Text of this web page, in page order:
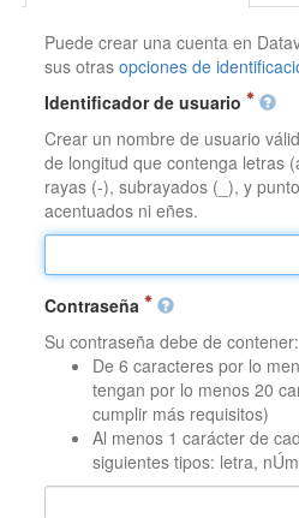
Puede crear una cuenta en
sus otrasopciones de
Identificador de usuario
Crear un nombre de usuario
de longitud que contenga letras
rayas (-), subrayados (_), y
acentuados ni eñes.
Contraseña
Su contraseña debe de contener:
De 6 caracteres por lo
tengan por lo menos 20
cumplir más requisitos)
Al menos 1 carácter de
siguientes tipos: letra,